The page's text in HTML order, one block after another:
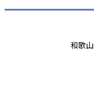
和歌山